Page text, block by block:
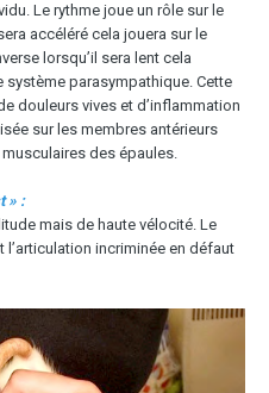
Le rythme joue un rôle sur le
accéléré cela jouera sur le
lorsqu’il sera lent cela
système parasympathique. Cette
douleurs vives et d’inflammation
sur les membres antérieurs
des épaules.
» :
mais de haute vélocité. Le
incriminée en défaut